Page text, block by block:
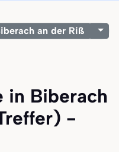
an der Riß
in Biberach
-